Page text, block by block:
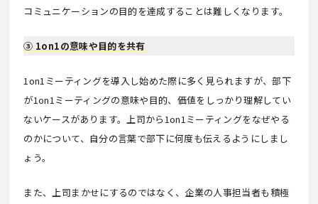
コミュニケーションの目的を達成することは難しくなります。
③ 1on1の意味や目的を共有
1on1ミーティングを導入し始めた際に多く見られますが、部下
が1on1ミーティングの意味や目的、価値をしっかり理解してい
ないケースがあります。上司から1on1ミーティングをなぜやる
のかについて、自分の言葉で部下に何度も伝えるようにしまし
ょう。
また、上司まかせにするのではなく、企業の人事担当者も積極